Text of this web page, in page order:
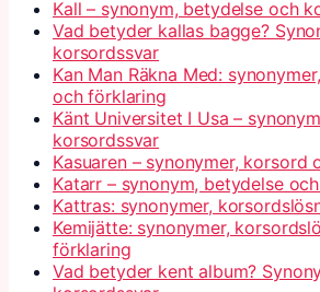
Kall – synonym, betydelse och
Vad betyder kallas bagge?
korsordssvar
Kan Man Räkna Med:
och förklaring
Känt Universitet I Usa –
korsordssvar
Kasuaren – synonymer, korsord
Katarr – synonym, betydelse
Kattras: synonymer,
Kemijätte: synonymer,
förklaring
Vad betyder kent album?